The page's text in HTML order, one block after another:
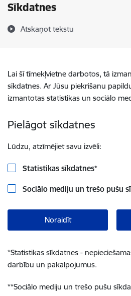
Sīkdatnes
Atskaņot tekstu
Lai šī tīmekļvietne darbotos, tā
sīkdatnes. Ar Jūsu piekrišanu
izmantotas statistikas un sociālo
Pielāgot sīkdatnes
Lūdzu, atzīmējiet savu izvēli:
Statistikas sīkdatnes*
Sociālo mediju un trešo pušu
Noraidīt
*Statistikas sīkdatnes -
darbību un pakalpojumus.
**Sociālo mediju un trešo pušu